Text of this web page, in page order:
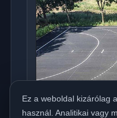
Ez a weboldal kizárólag
használ. Analitikai vagy